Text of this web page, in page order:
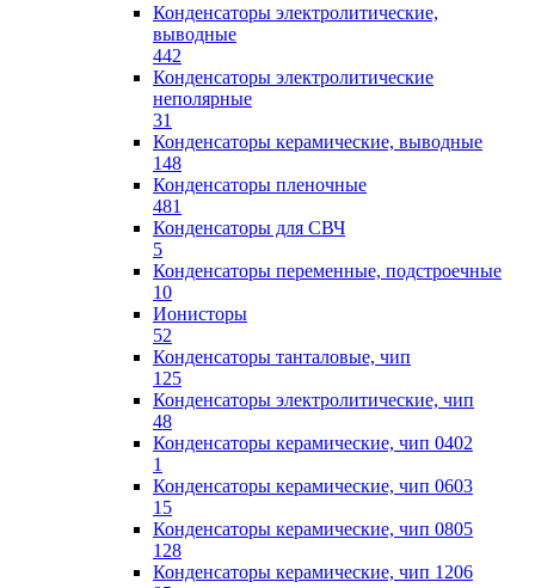
Конденсаторы электролитические,
выводные
442
Конденсаторы электролитические
неполярные
31
Конденсаторы керамические, выводные
148
Конденсаторы пленочные
481
Конденсаторы для СВЧ
5
Конденсаторы переменные, подстроечные
10
Ионисторы
52
Конденсаторы танталовые, чип
125
Конденсаторы электролитические, чип
48
Конденсаторы керамические, чип 0402
1
Конденсаторы керамические, чип 0603
15
Конденсаторы керамические, чип 0805
128
Конденсаторы керамические, чип 1206